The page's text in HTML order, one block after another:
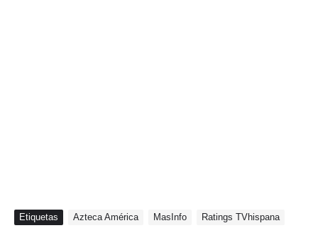
Etiquetas Azteca América MasInfo
Ratings TVhispana